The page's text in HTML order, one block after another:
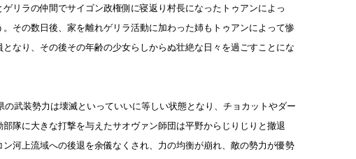
リラの仲間でサイゴン政権側に寝返り村長になったトゥアンによっ
その数日後、家を離れゲリラ活動に加わった姉もトゥアンによって惨
なり、その後その年齢の少女らしからぬ壮絶な日々を過ごすことにな
の武装勢力は壊滅といっていいに等しい状態となり、チョカットやダー
部隊に大きな打撃を与えたサオヴァン師団は平野からじりじりと撤退
河上流域への後退を余儀なくされ、力の均衡が崩れ、敵の勢力が優勢